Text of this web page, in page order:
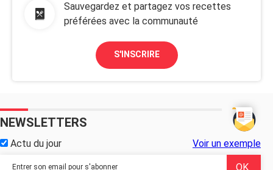
Sauvegardez et partagez vos recettes
préférées avec la communauté
S'INSCRIRE
NEWSLETTERS
Actu du jour Voir un exemple